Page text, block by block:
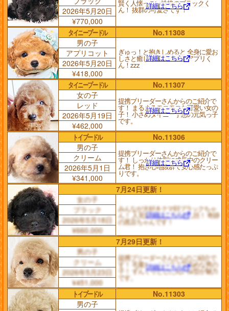
賢く人懐っこい性格のブラックく
ん！ 抜群の可愛さです！
詳細はこちら
2026年5月20日
¥770,000
タイニープードル
No.11308
男の子
ぎゅっ！と抱きしめると 全身に愛お
しさと癒しを感じられる アプリく
ん！zzz
詳細はこちら
アプリコット
2026年5月20日
¥418,000
タイニープードル
No.11307
女の子
提携ブリーダーさんからのご紹介で
す！ まるまるモコモコな可愛い女の
子！ 小さめタイニー予想の元気っ子
です。
詳細はこちら
レッド
2026年5月19日
¥462,000
トイプードル
No.11306
男の子
提携ブリーダーさんからのご紹介で
す！ しっかり体型に成長中のクリー
ム君！ 抱き心地抜群で安心感たっぷ
りです。
詳細はこちら
クリーム
2026年5月1日
¥341,000
7月24日更新！
女の子
みんなが大好きクマ顔ブラックちゃ
ん！ 人見知りゼロで甘えん坊！ 奇跡
の黒豆ちゃんです！
詳細はこちら
ブラック
2026年5月18日
¥660,000
7月29日更新！
男の子
提携ブリーダーさんからのご紹介で
す！ 毛量たっぷりで犬質高めな男の
子！ ずんぐりとした丸い体型が魅力
です。
詳細はこちら
クリーム
2026年5月23日
¥451,000
トイプードル
No.11303
男の子